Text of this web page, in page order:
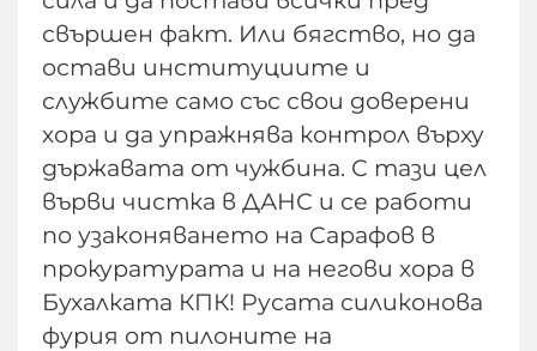
свършен факт. Или бягство, но да
остави институциите и
службите само със свои доверени
хора и да упражнява контрол върху
държавата от чужбина. С тази цел
върви чистка в ДАНС и се работи
по узаконяването на Сарафов в
прокуратурата и на негови хора в
Бухалката КПК! Русата силиконова
фурия от пилоните на